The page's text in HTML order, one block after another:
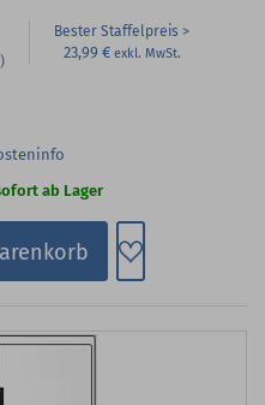
Bester Staffelpreis
23,99 €
ab Lager
Zum